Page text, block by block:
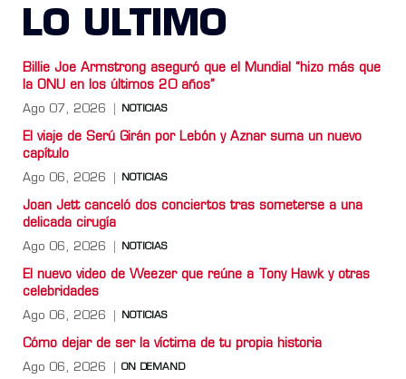
LO ULTIMO
Billie Joe Armstrong aseguró que el Mundial “hizo más que
la ONU en los últimos 20 años”
Ago 07, 2026 NOTICIAS
El viaje de Serú Girán por Lebón y Aznar suma un nuevo
capítulo
Ago 06, 2026 NOTICIAS
Joan Jett canceló dos conciertos tras someterse a una
delicada cirugía
Ago 06, 2026 NOTICIAS
El nuevo video de Weezer que reúne a Tony Hawk y otras
celebridades
Ago 06, 2026 NOTICIAS
Cómo dejar de ser la víctima de tu propia historia
Ago 06, 2026 ON DEMAND